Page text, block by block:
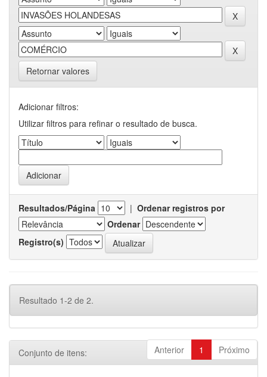
Retornar valores
Adicionar filtros:
Utilizar filtros para refinar o resultado de busca.
Resultados/Página | Ordenar registros por
Ordenar
Registro(s)
Resultado 1-2 de 2.
Anterior 1 Próximo
Conjunto de itens: